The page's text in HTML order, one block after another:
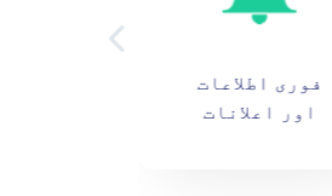
فوری اطلاعات
اور اعلانات